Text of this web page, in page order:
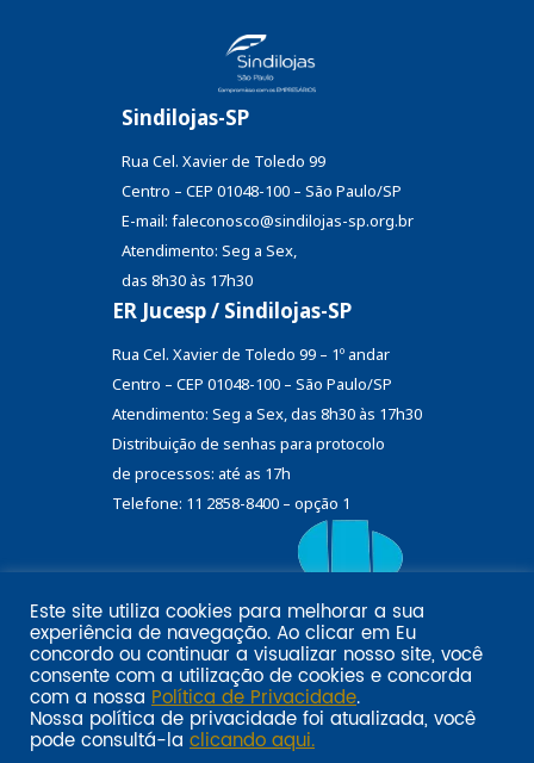
Sindilojas-SP
Rua Cel. Xavier de Toledo 99
Centro – CEP 01048-100 – São Paulo/SP
E-mail: faleconosco@sindilojas-sp.org.br
Atendimento: Seg a Sex,
das 8h30 às 17h30
ER Jucesp / Sindilojas-SP
Rua Cel. Xavier de Toledo 99 – 1º andar
Centro – CEP 01048-100 – São Paulo/SP
Atendimento: Seg a Sex, das 8h30 às 17h30
Distribuição de senhas para protocolo
de processos: até as 17h
Telefone: 11 2858-8400 – opção 1
Email marketing por:
Pol�tica de privacidade SINDILOJAS-SPAcesse aqui
Este site utiliza cookies para melhorar a sua
experiência de navegação. Ao clicar em Eu
concordo ou continuar a visualizar nosso site, você
consente com a utilização de cookies e concorda
com a nossa Política de Privacidade.
Nossa política de privacidade foi atualizada, você
pode consultá-la clicando aqui.